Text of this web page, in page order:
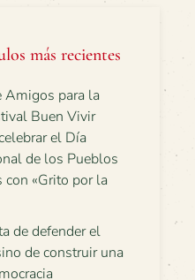
más recientes
Amigos para la
Buen Vivir
el Día
de los Pueblos
con «Grito por la
de defender el
de construir una